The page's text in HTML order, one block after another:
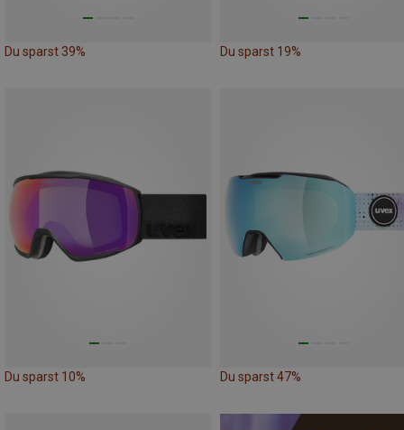
Du sparst 39% Du sparst 19%
Du sparst 10% Du sparst 47%